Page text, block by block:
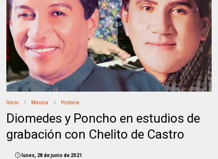
Inicio Música Historia
Diomedes y Poncho en estudios de
grabación con Chelito de Castro
lunes, 28 de junio de 2021